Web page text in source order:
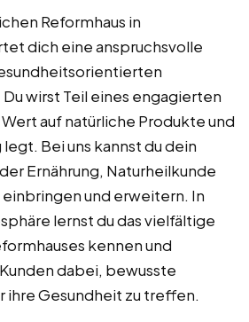
Reformhaus in
dich eine anspruchsvolle
wirst Teil eines engagierten
auf natürliche Produkte und
Bei uns kannst du dein
Ernährung, Naturheilkunde
und erweitern. In
lernst du das vielfältige
kennen und
dabei, bewusste
ihre Gesundheit zu treffen.